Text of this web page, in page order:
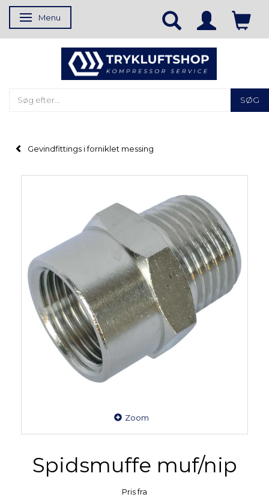
Skifte navigation
Menu
SØG
Gevindfittings i forniklet messing
Zoom
Spidsmuffe muf/nip
Pris fra